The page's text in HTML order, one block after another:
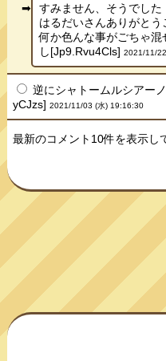
すみません、そうでした
はるだいさんありがとう
何か色んな事がごちゃ
し[Jp9.Rvu4Cls] 2021/11/
逆にシャトームルシアー
yCJzs]2021/11/03 (水) 19:16:30
最新のコメント10件を表示し